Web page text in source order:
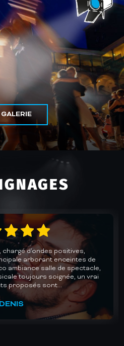
une cuisine au top dans une
de Gironde. Des lives
pour des soirées dansantes
chaque fois renouvelé. Je
vivement.